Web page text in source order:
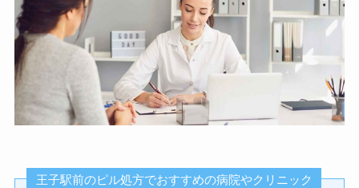
王子駅前のピル処方でおすすめの病院やクリニック